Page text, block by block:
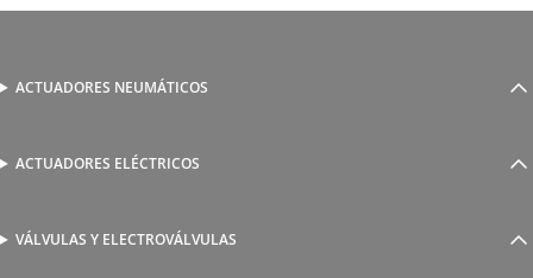
ACTUADORES NEUMÁTICOS
Cilindros neumáticos
Actuadores guiados
Pinzas neumáticas
ACTUADORES ELÉCTRICOS
Serie 1800 de cilindros eléctricos
VÁLVULAS Y ELECTROVÁLVULAS
Accionamiento manual y mecánico